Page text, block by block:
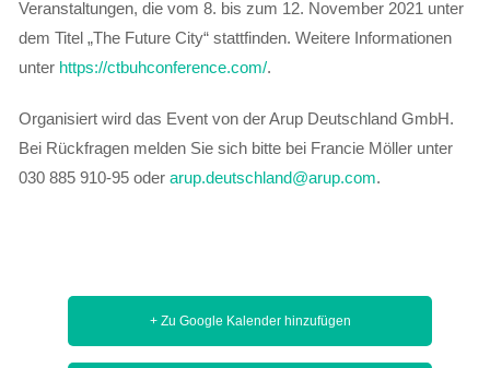
Veranstaltungen, die vom 8. bis zum 12. November 2021 unter
dem Titel „The Future City“ stattfinden. Weitere Informationen
unter https://ctbuhconference.com/.
Organisiert wird das Event von der Arup Deutschland GmbH.
Bei Rückfragen melden Sie sich bitte bei Francie Möller unter
030 885 910-95 oderarup.deutschland@arup.com.
+ Zu Google Kalender hinzufügen